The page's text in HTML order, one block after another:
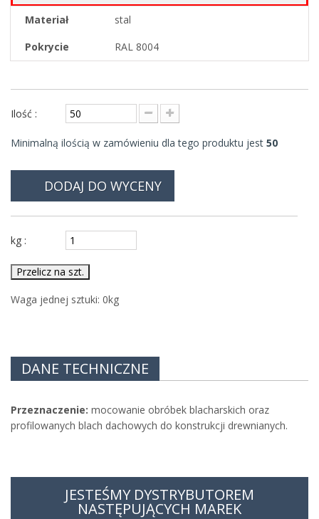
Materiał
stal
Pokrycie
RAL 8004
Ilość :
Minimalną ilością w zamówieniu dla tego produktu jest 50
DODAJ DO WYCENY
kg :
Przelicz na szt.
Waga jednej sztuki: 0kg
DANE TECHNICZNE
Przeznaczenie: mocowanie obróbek blacharskich oraz
profilowanych blach dachowych do konstrukcji drewnianych.
JESTEŚMY DYSTRYBUTOREM
NASTĘPUJĄCYCH MAREK